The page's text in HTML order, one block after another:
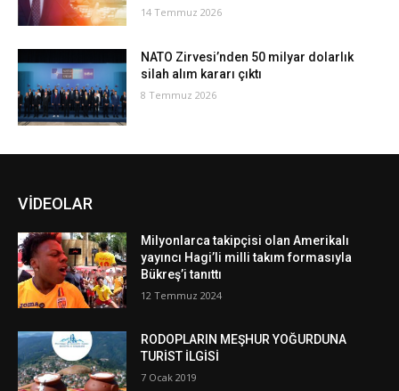
14 Temmuz 2026
NATO Zirvesi’nden 50 milyar dolarlık
silah alım kararı çıktı
8 Temmuz 2026
VİDEOLAR
Milyonlarca takipçisi olan Amerikalı
yayıncı Hagi’li milli takım formasıyla
Bükreş’i tanıttı
12 Temmuz 2024
RODOPLARIN MEŞHUR YOĞURDUNA
TURİST İLGİSİ
7 Ocak 2019